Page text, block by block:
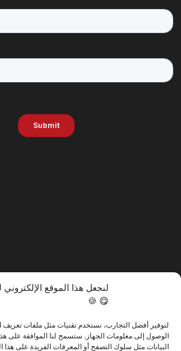
لنجعل هذا الموقع الإلكتروني
😋 🍪
لتوفير أفضل التجارب، نستخدم تقنيات مثل ملفات تعريف
الوصول إلى معلومات الجهاز. ستسمح لنا الموافقة على
البيانات مثل سلوك التصفح أو المعرفات الفريدة على هذا
@2025 فيرتيتك. كل الحقوق محفوظة.